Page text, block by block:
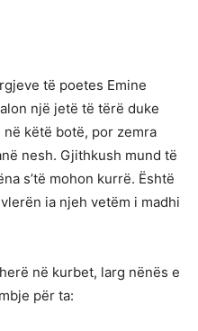
të poetes Emine
një jetë të tërë duke
këtë botë, por zemra
nesh. Gjithkush mund të
s’të mohon kurrë. Është
ia njeh vetëm i madhi
në kurbet, larg nënës e
për ta: